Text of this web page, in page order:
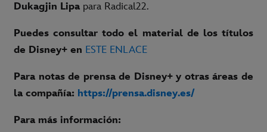
Dukagjin Lipa para Radical22.
Puedes consultar todo el material de los títulos
de Disney+ en ESTE ENLACE
Para notas de prensa de Disney+ y otras áreas de
la compañía: https://prensa.disney.es/
Para más información: